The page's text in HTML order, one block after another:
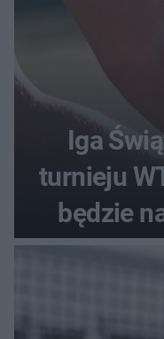
Iga
turnieju
będzie